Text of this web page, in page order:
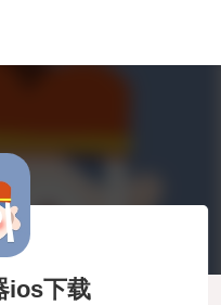
ios下载